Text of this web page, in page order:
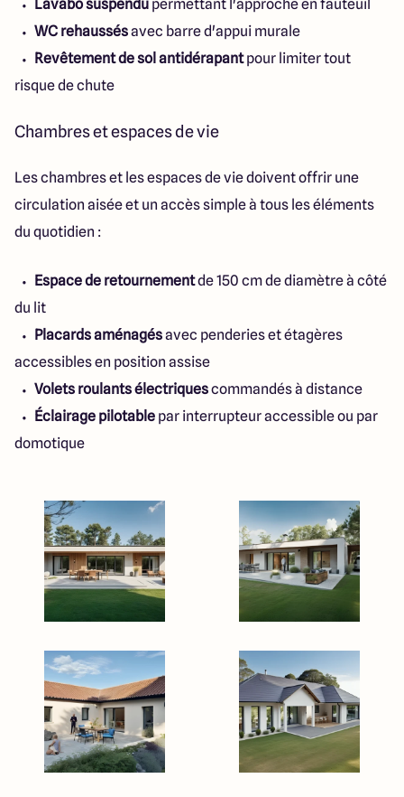
Lavabo suspendu permettant l'approche en fauteuil
WC rehaussésavec barre d'appui murale
Revêtement de sol antidérapantpour limiter tout
risque de chute
Chambres et espaces de vie
Les chambres et les espaces de vie doivent offrir une
circulation aisée et un accès simple à tous les éléments
du quotidien :
Espace de retournementde 150 cm de diamètre à côté
du lit
Placards aménagésavec penderies et étagères
accessibles en position assise
Volets roulants électriquescommandés à distance
Éclairage pilotable par interrupteur accessible ou par
domotique